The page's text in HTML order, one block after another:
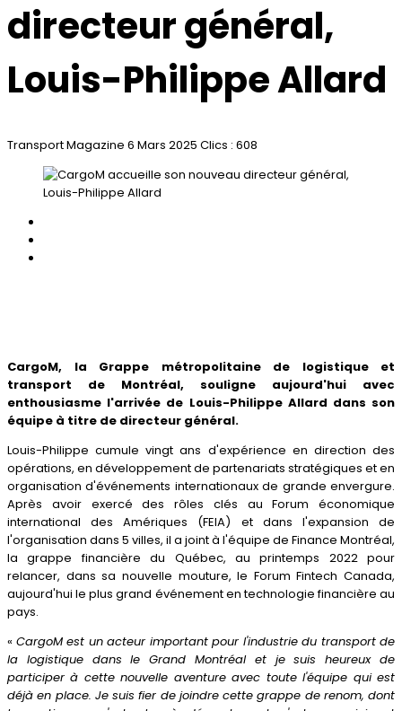
directeur général,
Louis-Philippe Allard
Transport Magazine 6 Mars 2025 Clics : 608
CargoM, la Grappe métropolitaine de logistique et
transport de Montréal, souligne aujourd'hui avec
enthousiasme l'arrivée de Louis-Philippe Allard dans son
équipe à titre de directeur général.
Louis-Philippe cumule vingt ans d'expérience en direction des
opérations, en développement de partenariats stratégiques et en
organisation d'événements internationaux de grande envergure.
Après avoir exercé des rôles clés au Forum économique
international des Amériques (FEIA) et dans l'expansion de
l'organisation dans 5 villes, il a joint à l'équipe de Finance Montréal,
la grappe financière du Québec, au printemps 2022 pour
relancer, dans sa nouvelle mouture, le Forum Fintech Canada,
aujourd'hui le plus grand événement en technologie financière au
pays.
« CargoM est un acteur important pour l'industrie du transport de
la logistique dans le Grand Montréal et je suis heureux de
participer à cette nouvelle aventure avec toute l'équipe qui est
déjà en place. Je suis fier de joindre cette grappe de renom, dont